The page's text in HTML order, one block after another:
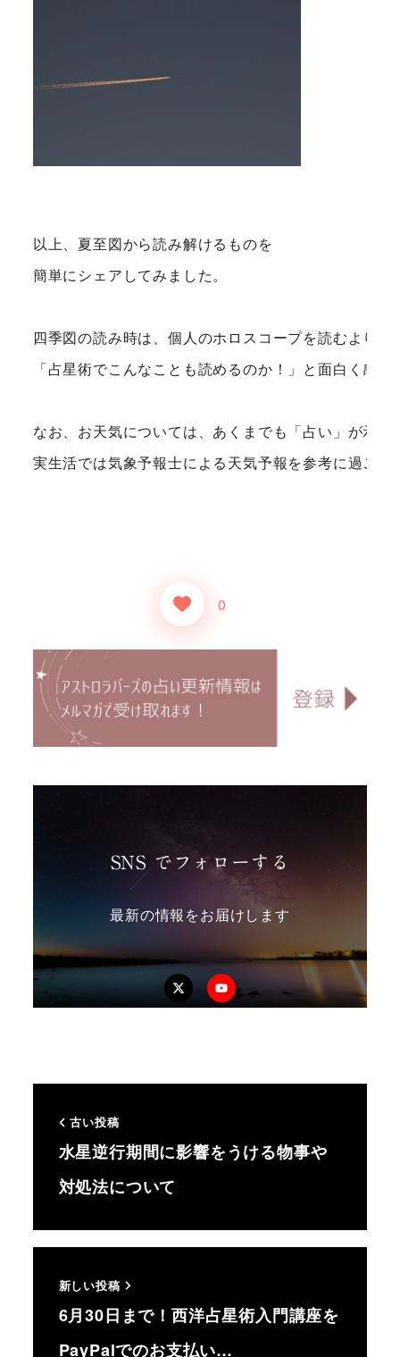
以上、夏至図から読み解けるものを
簡単にシェアしてみました。
四季図の読み時は、個人のホロスコープを読むより
「占星術でこんなことも読めるのか！」と面白く感
なお、お天気については、あくまでも「占い」が示す
実生活では気象予報士による天気予報を参考に過ごさ
0
SNS でフォローする
最新の情報をお届けします
TwitterYouTube
古い投稿
水星逆行期間に影響をうける物事や
対処法について
新しい投稿
6月30日まで！西洋占星術入門講座を
PayPalでのお支払い…